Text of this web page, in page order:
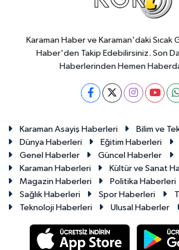
Karaman Haber ve Karaman'daki Sıcak
Haber'den Takip Edebilirsiniz. Son
Haberlerinden Hemen
Karaman Asayiş Haberleri
Bilim ve
Dünya Haberleri
Eğitim Haberleri
Genel Haberler
Güncel Haberler
Karaman Haberleri
Kültür ve Sanat
Magazin Haberleri
Politika Haberleri
Sağlık Haberleri
Spor Haberleri
Teknoloji Haberleri
Ulusal Haberler